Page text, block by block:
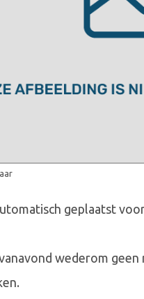
geplaatst
wederom